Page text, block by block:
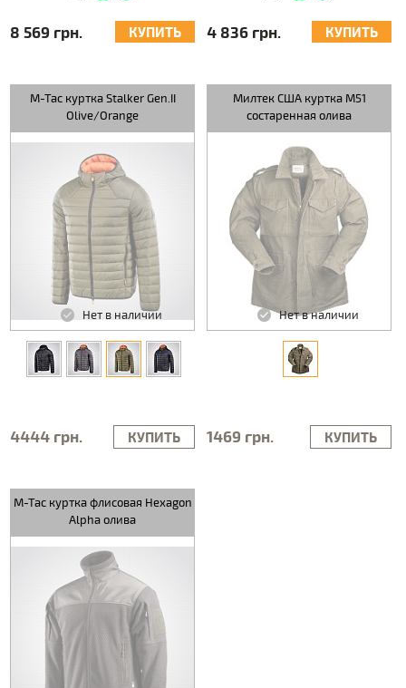
8 569 грн. КУПИТЬ 4 836 грн. КУПИТЬ
M-Tac куртка Stalker Gen.II
Olive/Orange
Нет в наличии
4444 грн. КУПИТЬ
Милтек США куртка M51
состаренная олива
Нет в наличии
1469 грн. КУПИТЬ
M-Tac куртка флисовая Hexagon
Alpha олива